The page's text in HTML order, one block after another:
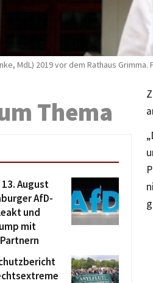
MdL) 2019 vor dem Rathaus Grimma.
Thema
August
AfD-
und
mit